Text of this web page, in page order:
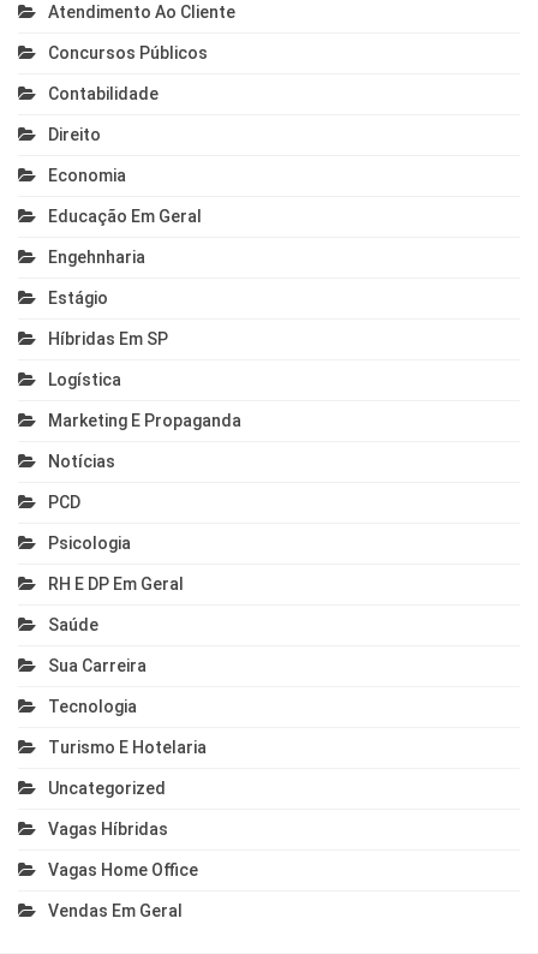
Atendimento Ao Cliente
Concursos Públicos
Contabilidade
Direito
Economia
Educação Em Geral
Engehnharia
Estágio
Híbridas Em SP
Logística
Marketing E Propaganda
Notícias
PCD
Psicologia
RH E DP Em Geral
Saúde
Sua Carreira
Tecnologia
Turismo E Hotelaria
Uncategorized
Vagas Híbridas
Vagas Home Office
Vendas Em Geral